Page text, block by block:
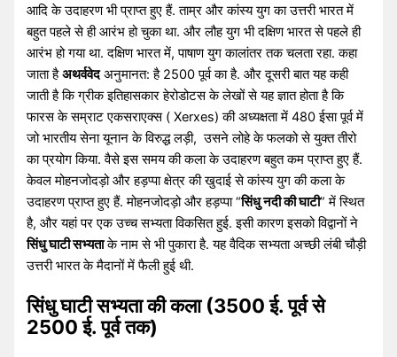
आदि के उदाहरण भी प्राप्त हुए हैं. ताम्र और कांस्य युग का उत्तरी भारत में
बहुत पहले से ही आरंभ हो चुका था. और लौह युग भी दक्षिण भारत से पहले ही
आरंभ हो गया था. दक्षिण भारत में, पाषाण युग कालांतर तक चलता रहा. कहा
जाता हैअथर्ववेदअनुमानत: है 2500 पूर्व का है. और दूसरी बात यह कही
जाती है कि ग्रीक इतिहासकार हेरोडोटस के लेखों से यह ज्ञात होता है कि
फारस के सम्राट एकसराएक्स ( Xerxes) की अध्यक्षता में 480 ईसा पूर्व में
जो भारतीय सेना यूनान के विरुद्ध लड़ी, उसने लोहे के फलको से युक्त तीरो
का प्रयोग किया. वैसे इस समय की कला के उदाहरण बहुत कम प्राप्त हुए हैं.
केवल मोहनजोदड़ो और हड़प्पा क्षेत्र की खुदाई से कांस्य युग की कला के
उदाहरण प्राप्त हुए हैं. मोहनजोदड़ो और हड़प्पा “सिंधु नदी की घाटी” में स्थित
है, और यहां पर एक उच्च सभ्यता विकसित हुई. इसी कारण इसको विद्वानों ने
सिंधु घाटी सभ्यताके नाम से भी पुकारा है. यह वैदिक सभ्यता अच्छी लंबी चौड़ी
उत्तरी भारत के मैदानों में फैली हुई थी.
सिंधु घाटी सभ्यता की कला (3500 ई. पूर्व से
2500 ई. पूर्व तक)